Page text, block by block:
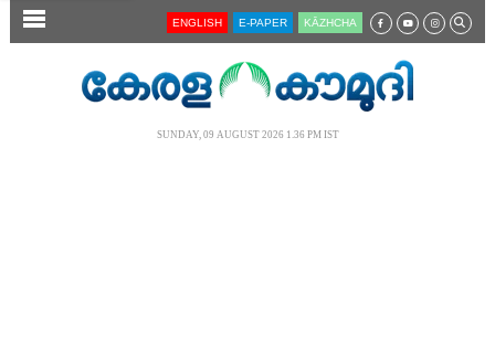
SECTIONS ENGLISH E-PAPER KĀZHCHA
SUNDAY, 09 AUGUST 2026 1.36 PM IST